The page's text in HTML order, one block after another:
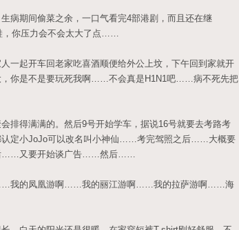
期间偷菜之余，一口气看完4部港剧，而且还在继
你压力会不会太大了点……
起开车回老家吃喜酒顺便给外公上坟，下午回到家就开
，你是不是要玩死我啊……不会真是H1N1吧……病不死先把
得满满的。然后9号开始学车，据说16号就要去考路考
定小JoJo可以改名叫小神仙……考完驾照之后……大概要
……又要开始谈广告……然后……
的凤凰游啊……我的丽江游啊……我的拉萨游啊……海